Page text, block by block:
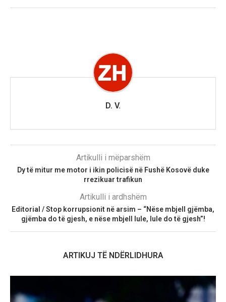
D. V.
Artikulli i mëparshëm
Dy të mitur me motor i ikin policisë në Fushë Kosovë duke
rrezikuar trafikun
Artikulli i ardhshëm
Editorial / Stop korrupsionit në arsim – “Nëse mbjell gjëmba,
gjëmba do të gjesh, e nëse mbjell lule, lule do të gjesh”!
ARTIKUJ TË NDËRLIDHURA